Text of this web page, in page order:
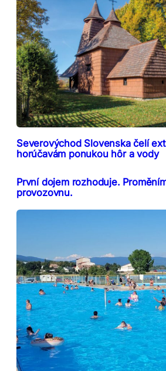
Severovýchod Slovenska čelí
horúčavám ponukou hôr a vody
První dojem rozhoduje.
provozovnu.